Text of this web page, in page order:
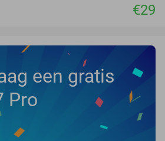
€29
een gratis
Pro